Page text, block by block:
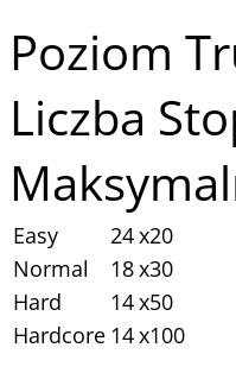
Poziom
Liczba
Easy 24x20
Normal
18x30
Hard
14x50
Hardcore 14x100